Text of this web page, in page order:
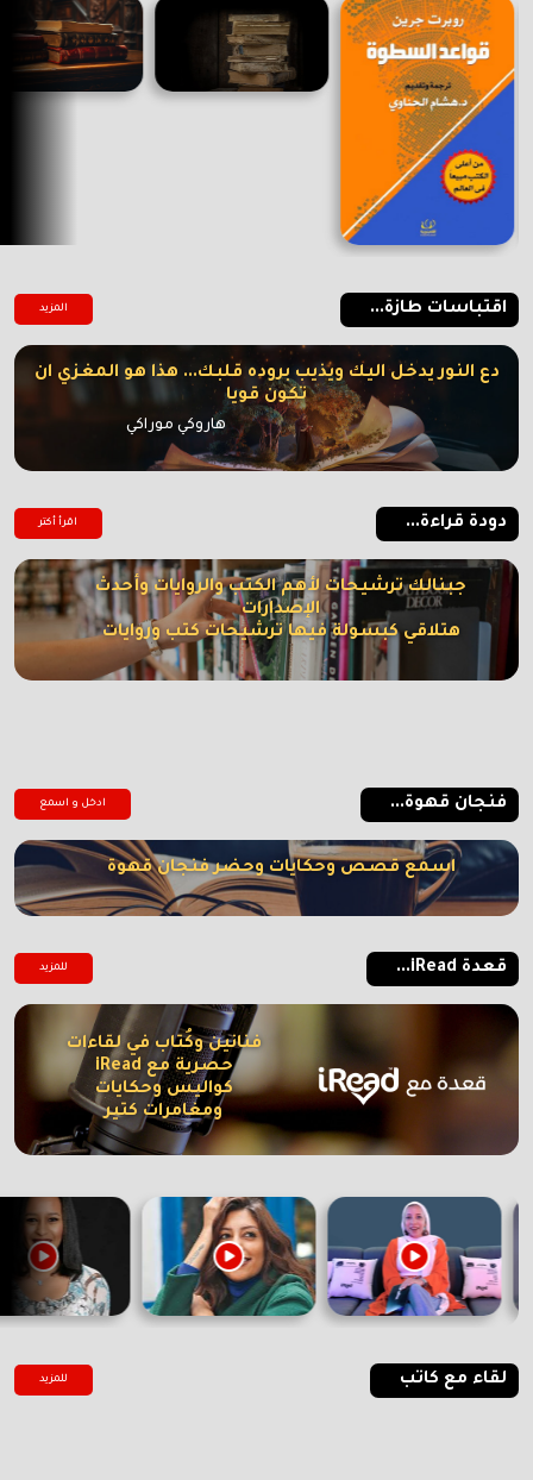
اقتباسات طازة... المزيد
دع النور يدخل اليك ويذيب بروده قلبك... هذا هو المغزي ان
تكون قويا
هاروكي موراكي
دودة قراءة... اقرأ أكتر
جبنالك ترشيحات لأهم الكتب والروايات وأحدث
الإصدارات
هتلاقي كبسولة فيها ترشيحات كتب وروايات
فنجان قهوة... ادخل و اسمع
اسمع قصص وحكايات وحضر فنجان قهوة
قعدة iRead... للمزيد
فنانين وكُتاب في لقاءات
حصرية مع iRead
كواليس وحكايات
ومغامرات كتير
لقاء مع كاتب للمزيد